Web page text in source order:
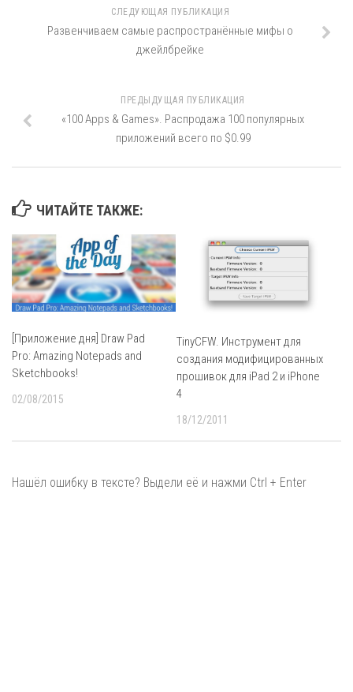
СЛЕДУЮЩАЯ ПУБЛИКАЦИЯ
Развенчиваем самые распространённые мифы о
джейлбрейке
ПРЕДЫДУЩАЯ ПУБЛИКАЦИЯ
«100 Apps & Games». Распродажа 100 популярных
приложений всего по $0.99
ЧИТАЙТЕ ТАКЖЕ:
[Приложение дня] Draw Pad
Pro: Amazing Notepads and
Sketchbooks!
02/08/2015
TinyCFW. Инструмент для
создания модифицированных
прошивок для iPad 2 и iPhone
4
18/12/2011
Нашёл ошибку в тексте? Выдели её и нажми Ctrl + Enter